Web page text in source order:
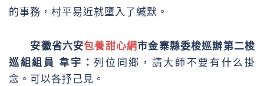
的事務，村平易近就墮入了緘默。
安徽省六安包養甜心網市金寨縣委梭巡辦第二梭
巡組組員 韋宇：列位同鄉，請大師不要有什么掛
念。可以各抒己見。